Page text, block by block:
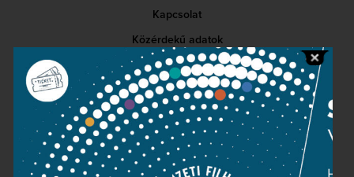
Kapcsolat
Közérdekű adatok
Sajtószoba
Adatvédelem
Impresszum